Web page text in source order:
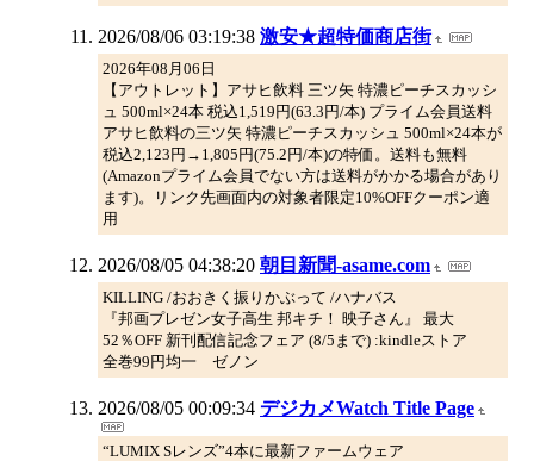
2026/08/06 03:19:38 激安★超特価商店街
2026年08月06日
【アウトレット】アサヒ飲料 三ツ矢 特濃ピーチスカッシ
ュ 500ml×24本 税込1,519円(63.3円/本) プライム会員送料
アサヒ飲料の三ツ矢 特濃ピーチスカッシュ 500ml×24本が
税込2,123円→1,805円(75.2円/本)の特価。送料も無料
(Amazonプライム会員でない方は送料がかかる場合があり
ます)。リンク先画面内の対象者限定10%OFFクーポン適
用
2026/08/05 04:38:20 朝目新聞-asame.com
KILLING /おおきく振りかぶって /ハナバス
『邦画プレゼン女子高生 邦キチ！ 映子さん』 最大
52％OFF 新刊配信記念フェア (8/5まで) :kindleストア
全巻99円均一 ゼノン
2026/08/05 00:09:34 デジカメWatch Title Page
“LUMIX Sレンズ”4本に最新ファームウェア